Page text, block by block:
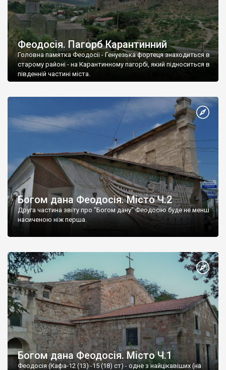
Феодосія. Пагорб Карантинний
Головна памятка Феодосії - Генуезька фортеця знаходиться в
старому районі - на Карантинному пагорбі, який підноситься в
південній частині міста.
Богом дана Феодосія. Місто Ч.2
Друга частина звіту про "Богом дану" Феодосію буде не менш
насиченою ніж перша.
Богом дана Феодосія. Місто Ч.1
Феодосія (Кафа-12 (13) -15 (18) ст) - одне з найцікавіших (на